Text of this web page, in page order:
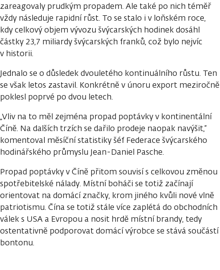
zareagovaly prudkým propadem. Ale také po nich téměř
vždy následuje rapidní růst. To se stalo i v loňském roce,
kdy celkový objem vývozu švýcarských hodinek dosáhl
částky 23,7 miliardy švýcarských franků, což bylo nejvíc
v historii.
Jednalo se o důsledek dvouletého kontinuálního růstu. Ten
se však letos zastavil. Konkrétně v únoru export meziročně
poklesl poprvé po dvou letech.
„Vliv na to měl zejména propad poptávky v kontinentální
Číně. Na dalších trzích se dařilo prodeje naopak navýšit,“
komentoval měsíční statistiky šéf Federace švýcarského
hodinářského průmyslu Jean-Daniel Pasche.
Propad poptávky v Číně přitom souvisí s celkovou změnou
spotřebitelské nálady. Místní boháči se totiž začínají
orientovat na domácí značky, krom jiného kvůli nové vlně
patriotismu. Čína se totiž stále více zaplétá do obchodních
válek s USA a Evropou a nosit hrdě místní brandy, tedy
ostentativně podporovat domácí výrobce se stává součástí
bontonu.